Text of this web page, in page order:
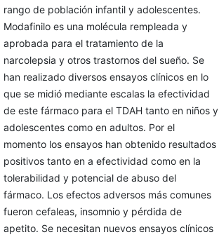
rango de población infantil y adolescentes.
Modafinilo es una molécula rempleada y
aprobada para el tratamiento de la
narcolepsia y otros trastornos del sueño. Se
han realizado diversos ensayos clínicos en lo
que se midió mediante escalas la efectividad
de este fármaco para el TDAH tanto en niños y
adolescentes como en adultos. Por el
momento los ensayos han obtenido resultados
positivos tanto en a efectividad como en la
tolerabilidad y potencial de abuso del
fármaco. Los efectos adversos más comunes
fueron cefaleas, insomnio y pérdida de
apetito. Se necesitan nuevos ensayos clínicos